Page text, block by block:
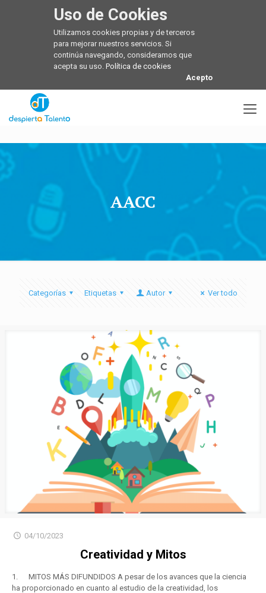
Uso de Cookies
Utilizamos cookies propias y de terceros
para mejorar nuestros servicios. Si
continúa navegando, consideramos que
acepta su uso. Política de cookies
Acepto
AACC
Categorías Etiquetas Autor Ver todo
04/10/2023
Creatividad y Mitos
1. MITOS MÁS DIFUNDIDOS A pesar de los avances que la ciencia
ha proporcionado en cuanto al estudio de la creatividad, los